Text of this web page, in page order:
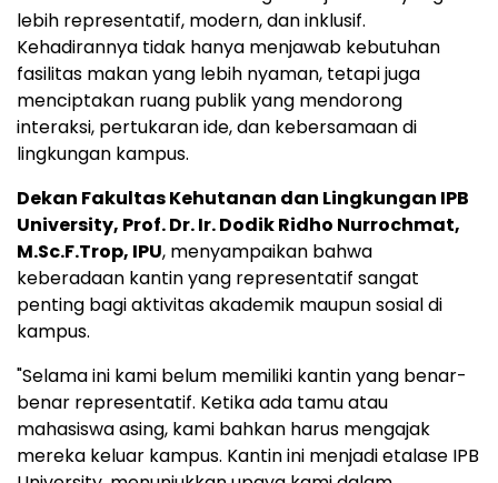
lebih representatif, modern, dan inklusif.
Kehadirannya tidak hanya menjawab kebutuhan
fasilitas makan yang lebih nyaman, tetapi juga
menciptakan ruang publik yang mendorong
interaksi, pertukaran ide, dan kebersamaan di
lingkungan kampus.
Dekan Fakultas Kehutanan dan Lingkungan IPB
University, Prof. Dr. Ir. Dodik Ridho Nurrochmat,
M.Sc.F.Trop, IPU, menyampaikan bahwa
keberadaan kantin yang representatif sangat
penting bagi aktivitas akademik maupun sosial di
kampus.
"Selama ini kami belum memiliki kantin yang benar-
benar representatif. Ketika ada tamu atau
mahasiswa asing, kami bahkan harus mengajak
mereka keluar kampus. Kantin ini menjadi etalase IPB